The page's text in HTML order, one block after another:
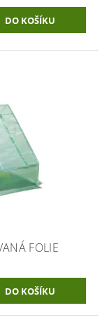
FOLIE